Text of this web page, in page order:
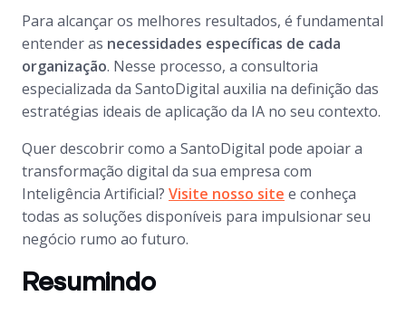
Para alcançar os melhores resultados, é fundamental
entender as necessidades específicas de cada
organização. Nesse processo, a consultoria
especializada da SantoDigital auxilia na definição das
estratégias ideais de aplicação da IA no seu contexto.
Quer descobrir como a SantoDigital pode apoiar a
transformação digital da sua empresa com
Inteligência Artificial? Visite nosso site e conheça
todas as soluções disponíveis para impulsionar seu
negócio rumo ao futuro.
Resumindo